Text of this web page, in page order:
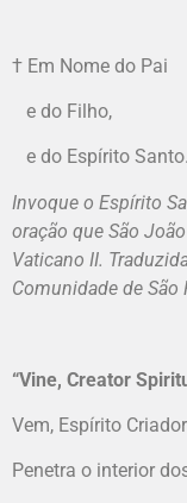
† Em Nome do Pai
e do Filho,
e do Espírito
Invoque o Espírito
oração que São
Vaticano II.
Comunidade de São
“Vine, Creator
Vem, Espírito Criador
Penetra o interior